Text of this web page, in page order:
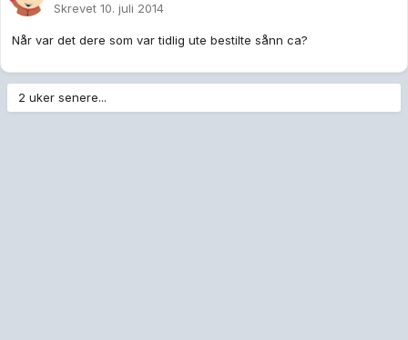
Skrevet 10. juli 2014
Når var det dere som var tidlig ute bestilte sånn ca?
2 uker senere...